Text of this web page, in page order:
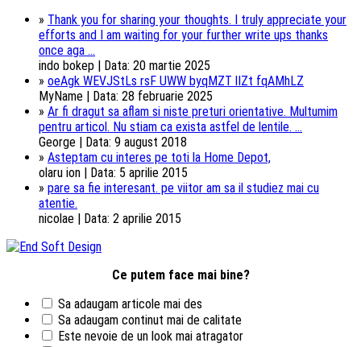
» Thank you for sharing your thoughts. I truly appreciate your
efforts and I am waiting for your further write ups thanks
once aga ...
indo bokep | Data: 20 martie 2025
» oeAgk WEVJStLs rsF UWW byqMZT lIZt fqAMhLZ
MyName | Data: 28 februarie 2025
» Ar fi dragut sa aflam si niste preturi orientative. Multumim
pentru articol. Nu stiam ca exista astfel de lentile. ...
George | Data: 9 august 2018
» Asteptam cu interes pe toti la Home Depot,
olaru ion | Data: 5 aprilie 2015
» pare sa fie interesant. pe viitor am sa il studiez mai cu
atentie.
nicolae | Data: 2 aprilie 2015
Ce putem face mai bine?
Sa adaugam articole mai des
Sa adaugam continut mai de calitate
Este nevoie de un look mai atragator